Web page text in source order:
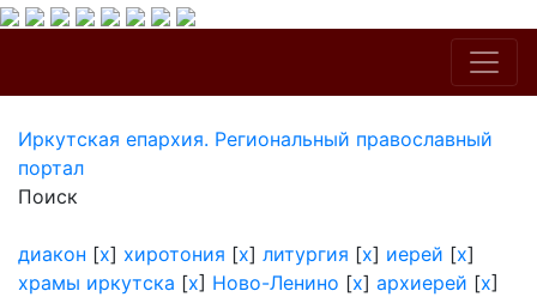
Иркутская епархия. Региональный православный
портал
Поиск
диакон [x] хиротония [x] литургия [x] иерей [x]
храмы иркутска [x] Ново-Ленино [x] архиерей [x]